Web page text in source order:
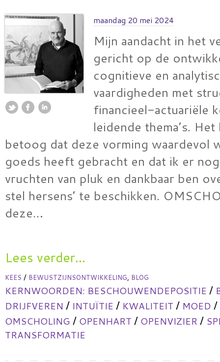
maandag 20 mei 2024
Mijn aandacht in het
gericht op de
cognitieve en
vaardigheden met
financieel-actuariële
leidende thema’s.
betoog dat deze vorming waardevol
goeds heeft gebracht en dat ik er
vruchten van pluk en dankbaar ben
stel hersens’ te beschikken.
deze…
Lees verder...
KEES / BEWUSTZIJNSONTWIKKELING, BLOG
KERNWOORDEN: BESCHOUWENDEPOSITIE /
DRIJFVEREN / INTUÏTIE / KWALITEIT / MOED /
OMSCHOLING / OPENHART / OPENVIZIER /
TRANSFORMATIE